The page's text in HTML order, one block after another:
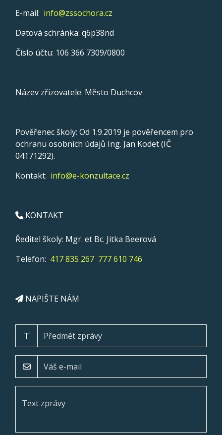
E-mail: info@zssochora.cz
Datová schránka: q6p38nd
Číslo účtu: 106 366 7309/0800
Název zřizovatele: Město Duchcov
Pověřenec školy: Od 1.9.2019 je pověřencem pro
ochranu osobních údajů Ing. Jan Kodet (IČ
04171292).
Kontakt: info@e-konzultace.cz
KONTAKT
Ředitel školy: Mgr. et Bc. Jitka Beerová
Telefon: 417 835 267 777 610 746
NAPIŠTE NÁM
T